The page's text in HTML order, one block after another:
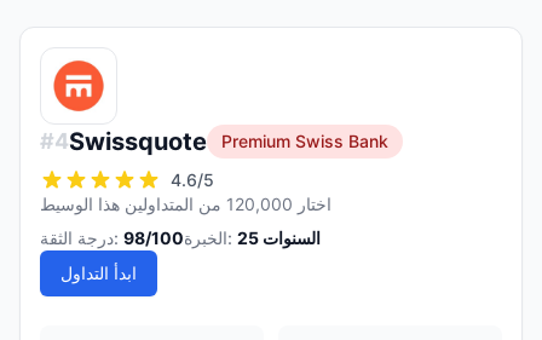
#4Swissquote
Premium Swiss Bank
4.6/5
اختار 120,000 من المتداولين هذا الوسيط
درجة الثقة: 98/100 الخبرة: 25 السنوات
ابدأ التداول